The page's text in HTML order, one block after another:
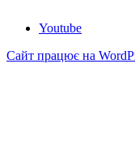
Youtube
Сайт працює на